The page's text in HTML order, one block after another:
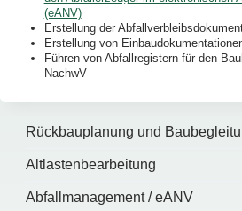
(eANV)
Erstellung der
Erstellung von
Führen von Abfallregistern für den
NachwV
Rückbauplanung und
Altlastenbearbeitung
Abfallmanagement / eANV